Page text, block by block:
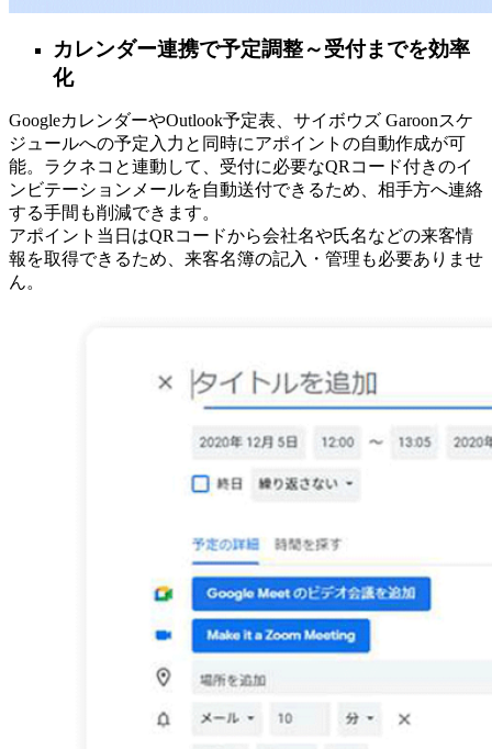
カレンダー連携で予定調整～受付までを効率
化
GoogleカレンダーやOutlook予定表、サイボウズ Garoonスケ
ジュールへの予定入力と同時にアポイントの自動作成が可
能。ラクネコと連動して、受付に必要なQRコード付きのイ
ンビテーションメールを自動送付できるため、相手方へ連絡
する手間も削減できます。
アポイント当日はQRコードから会社名や氏名などの来客情
報を取得できるため、来客名簿の記入・管理も必要ありませ
ん。